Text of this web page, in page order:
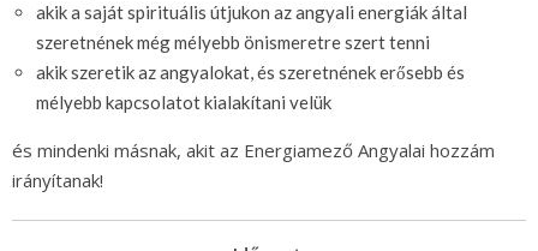
akik a saját spirituális útjukon az angyali energiák által
szeretnének még mélyebb önismeretre szert tenni
akik szeretik az angyalokat, és szeretnének erősebb és
mélyebb kapcsolatot kialakítani velük
és mindenki másnak, akit az Energiamező Angyalai hozzám
irányítanak!